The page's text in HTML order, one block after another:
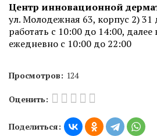
Центр инновационной
ул. Молодежная 63, корпус 2) 31
работать с 10:00 до 14:00,
ежедневно с 10:00 до 22:00
Просмотров: 124
Оценить:
Поделиться: